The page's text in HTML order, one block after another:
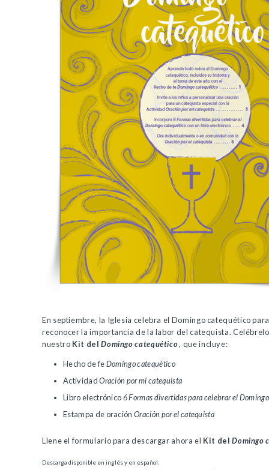
En septiembre, la Iglesia celebra el Domingo catequético
reconocer la importancia de la labor del catequista.
nuestro Kit delDomingo catequético, que incluye:
Hecho de feDomingo catequético
ActividadOración por mi catequista
Libro electrónico6 Formas divertidas para celebrar el
Estampa de oraciónOración por el catequista
Llene el formulario para descargar ahora el Kit delDomingo
Descarga disponible en inglés y en español.